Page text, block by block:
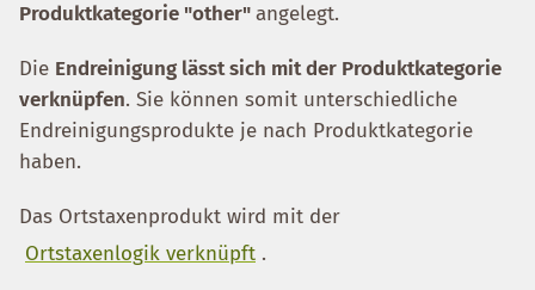
Produktkategorie "other"angelegt.
Die Endreinigung lässt sich mit der Produktkategorie
verknüpfen. Sie können somit unterschiedliche
Endreinigungsprodukte je nach Produktkategorie
haben.
Das Ortstaxenprodukt wird mit der
Ortstaxenlogik verknüpft .